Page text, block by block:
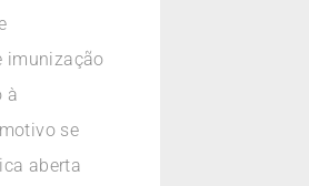
imunização
à
se
aberta